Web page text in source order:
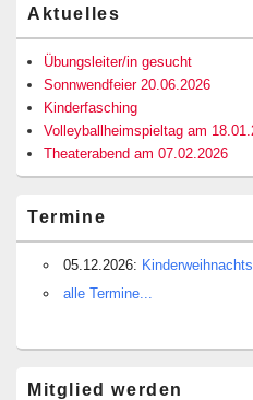
Seitenleisten-
Widgetbereich
Aktuelles
Übungsleiter/in gesucht
Sonnwendfeier 20.06.2026
Kinderfasching
Volleyballheimspieltag am
Theaterabend am 07.02.2026
Termine
05.12.2026:
alle Termine...
Mitglied werden